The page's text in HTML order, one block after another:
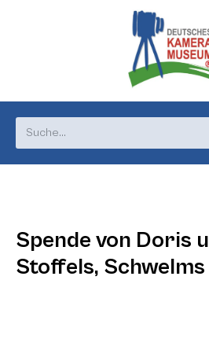
Spende von Doris
Stoffels, Schwelms